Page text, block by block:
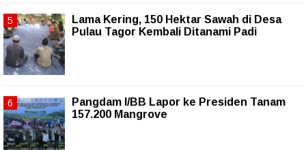
Lama Kering, 150 Hektar Sawah di Desa
Pulau Tagor Kembali Ditanami Padi
Pangdam I/BB Lapor ke Presiden Tanam
157.200 Mangrove